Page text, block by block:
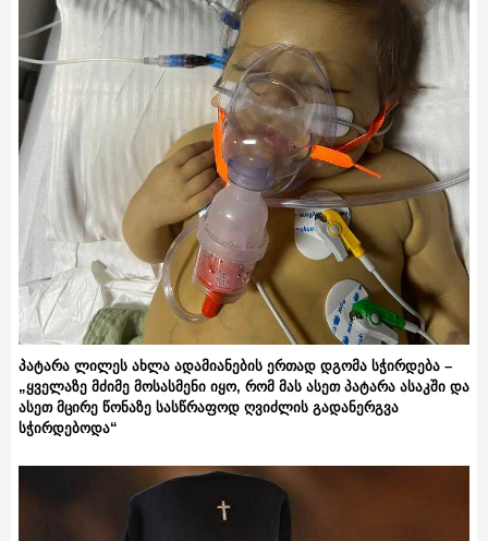
პატარა ლილეს ახლა ადამიანების ერთად დგომა სჭირდება –
„ყველაზე მძიმე მოსასმენი იყო, რომ მას ასეთ პატარა ასაკში და
ასეთ მცირე წონაზე სასწრაფოდ ღვიძლის გადანერგვა
სჭირდებოდა“